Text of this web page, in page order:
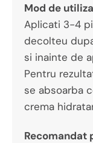
Mod de
Aplicati 3-4
decolteu
si inainte de
Pentru
se absoarba
crema
Recomandat